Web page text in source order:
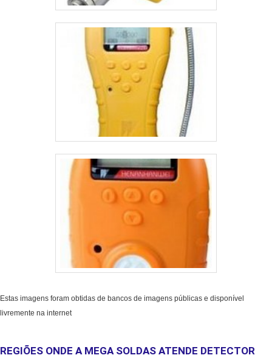
Estas imagens foram obtidas de bancos de imagens públicas e disponível
livremente na internet
REGIÕES ONDE A MEGA SOLDAS ATENDE DETECTOR